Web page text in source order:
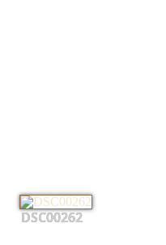
DSC00262